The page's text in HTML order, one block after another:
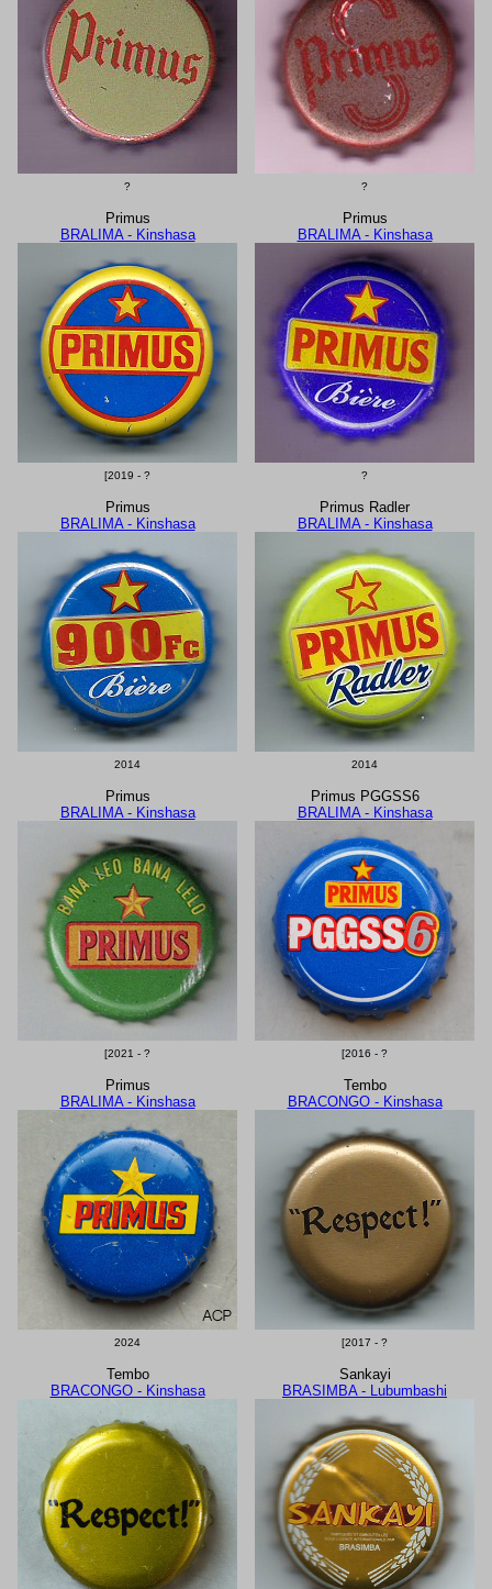
? ?
Primus
BRALIMA - Kinshasa
[2019 - ?
Primus
BRALIMA - Kinshasa
?
Primus
BRALIMA - Kinshasa
2014
Primus Radler
BRALIMA - Kinshasa
2014
Primus
BRALIMA - Kinshasa
[2021 - ?
Primus PGGSS6
BRALIMA - Kinshasa
[2016 - ?
Primus
BRALIMA - Kinshasa
2024
Tembo
BRACONGO - Kinshasa
[2017 - ?
Tembo
BRACONGO - Kinshasa
Sankayi
BRASIMBA - Lubumbashi